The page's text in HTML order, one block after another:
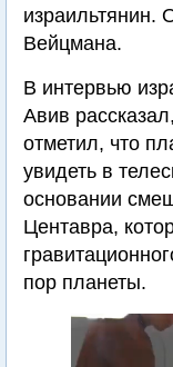
израильтянин.
Вейцмана.
В интервью
Авив
отметил, что
увидеть в
основании
Центавра,
пор планеты.